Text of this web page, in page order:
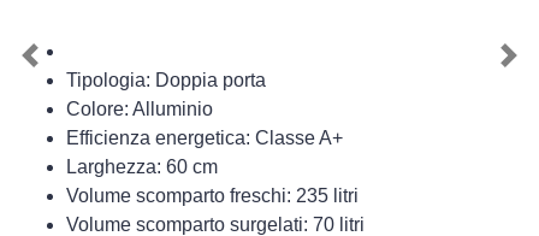
Tipologia: Doppia porta
Colore: Alluminio
Efficienza energetica: Classe A+
Larghezza: 60 cm
Volume scomparto freschi: 235 litri
Volume scomparto surgelati: 70 litri
Previous